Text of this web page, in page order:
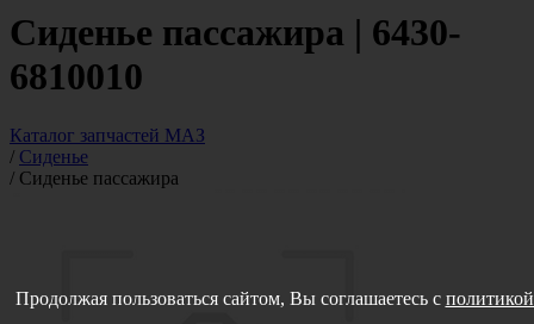
Сиденье пассажира | 6430-
6810010
Каталог запчастей МАЗ
/ Сиденье
/ Сиденье пассажира
Продолжая пользоваться сайтом, Вы соглашаетесь с